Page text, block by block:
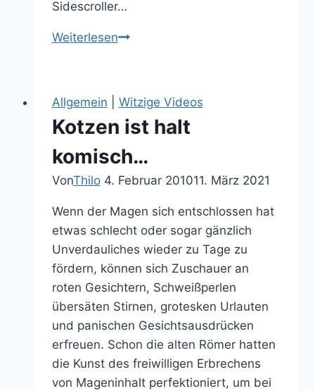
Sidescroller…
WeiterlesenAbduction:
Kühe
werfen
Allgemein Witzige Videos
Kotzen ist halt
komisch…
VonThilo 4. Februar 201011. März 2021
Wenn der Magen sich entschlossen hat
etwas schlecht oder sogar gänzlich
Unverdauliches wieder zu Tage zu
fördern, können sich Zuschauer an
roten Gesichtern, Schweißperlen
übersäten Stirnen, grotesken Urlauten
und panischen Gesichtsausdrücken
erfreuen. Schon die alten Römer hatten
die Kunst des freiwilligen Erbrechens
von Mageninhalt perfektioniert, um bei